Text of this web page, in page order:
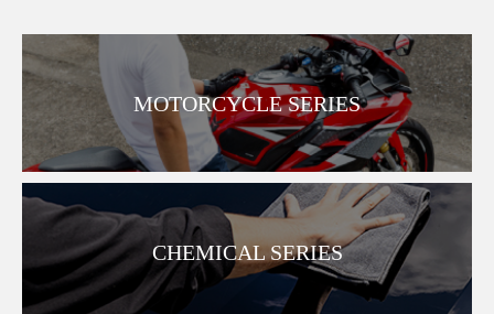
MOTORCYCLE SERIES
CHEMICAL SERIES